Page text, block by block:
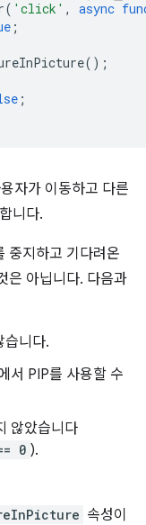
( 'click' , async
;
();
;
자가 이동하고 다른
니다.
중지하고 기다려온
은 아닙니다. 다음과
습니다.
서 PIP를 사용할 수
않았습니다
0 ).
속성이